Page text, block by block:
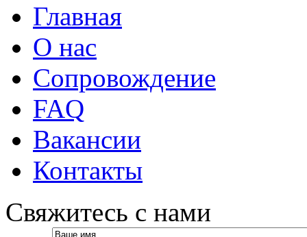
Главная
О нас
Сопровождение
FAQ
Вакансии
Контакты
­Свяжитесь с нами